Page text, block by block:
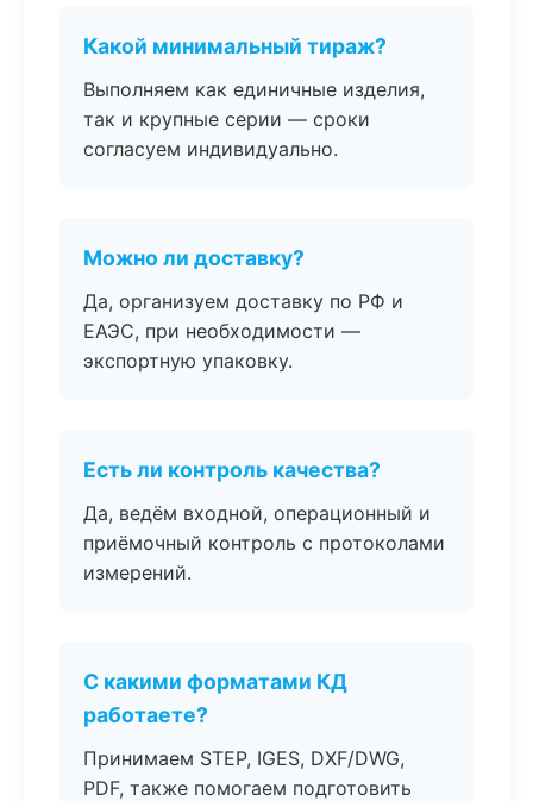
Какой минимальный тираж?
Выполняем как единичные изделия,
так и крупные серии — сроки
согласуем индивидуально.
Можно ли доставку?
Да, организуем доставку по РФ и
ЕАЭС, при необходимости —
экспортную упаковку.
Есть ли контроль качества?
Да, ведём входной, операционный и
приёмочный контроль с протоколами
измерений.
С какими форматами КД
работаете?
Принимаем STEP, IGES, DXF/DWG,
PDF, также помогаем подготовить